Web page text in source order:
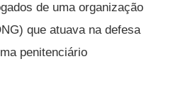
de uma organização
que atuava na defesa
penitenciário